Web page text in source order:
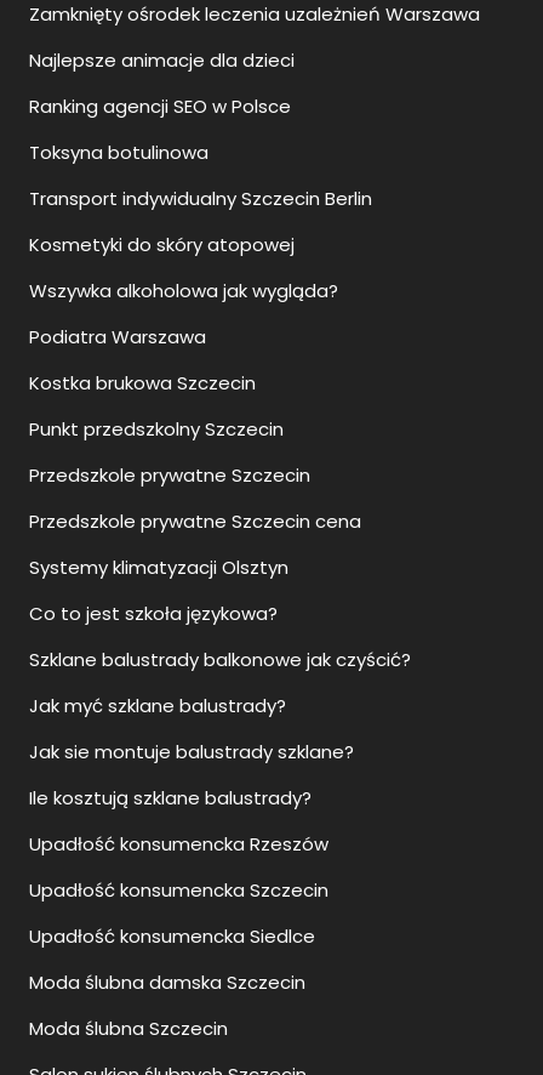
Zamknięty ośrodek leczenia uzależnień Warszawa
Najlepsze animacje dla dzieci
Ranking agencji SEO w Polsce
Toksyna botulinowa
Transport indywidualny Szczecin Berlin
Kosmetyki do skóry atopowej
Wszywka alkoholowa jak wygląda?
Podiatra Warszawa
Kostka brukowa Szczecin
Punkt przedszkolny Szczecin
Przedszkole prywatne Szczecin
Przedszkole prywatne Szczecin cena
Systemy klimatyzacji Olsztyn
Co to jest szkoła językowa?
Szklane balustrady balkonowe jak czyścić?
Jak myć szklane balustrady?
Jak sie montuje balustrady szklane?
Ile kosztują szklane balustrady?
Upadłość konsumencka Rzeszów
Upadłość konsumencka Szczecin
Upadłość konsumencka Siedlce
Moda ślubna damska Szczecin
Moda ślubna Szczecin